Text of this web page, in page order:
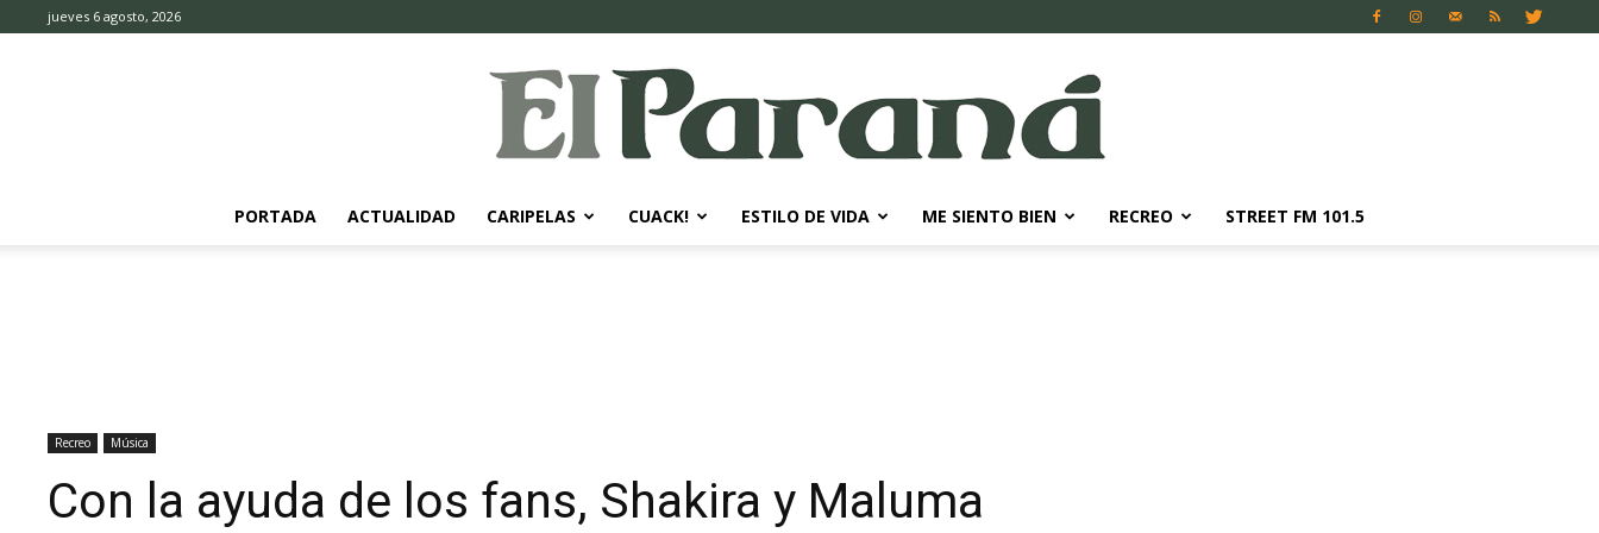
jueves 6 agosto, 2026
PORTADA ACTUALIDAD CARIPELAS CUACK! ESTILO DE VIDA ME SIENTO BIEN RECREO STREET FM 101.5
Recreo Música
Con la ayuda de los fans, Shakira y Maluma